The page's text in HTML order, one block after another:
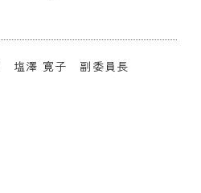
塩澤 寛子 副委員長